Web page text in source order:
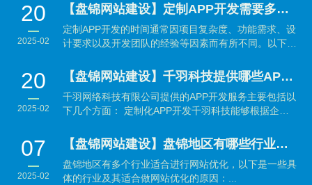
20
2025-02
【盘锦网站建设】定制APP开发需要多长时间？
定制APP开发的时间通常因项目复杂度、功能需求、设
计要求以及开发团队的经验等因素而有所不同。以下是
20
2025-02
【盘锦网站建设】千羽科技提供哪些APP开发服务？
千羽网络科技有限公司提供的APP开发服务主要包括以
下几个方面： 定制化APP开发千羽科技能够根据企业
07
2025-02
【盘锦网站建设】盘锦地区有哪些行业适合做网站优化？
盘锦地区有多个行业适合进行网站优化，以下是一些具
体的行业及其适合做网站优化的原因：...